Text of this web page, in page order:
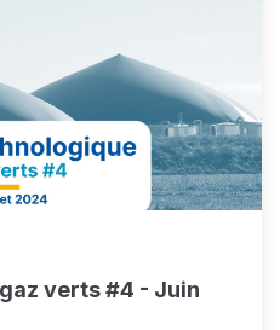
verts #4 - Juin